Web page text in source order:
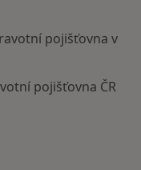
pojišťovna v
pojišťovna ČR